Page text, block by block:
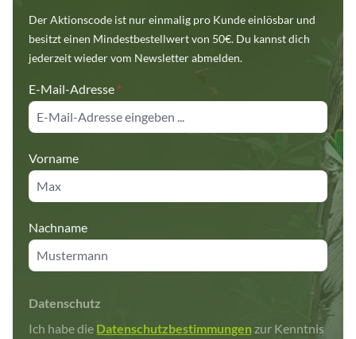
Der Aktionscode ist nur einmalig pro Kunde einlösbar und
besitzt einen Mindestbestellwert von 50€. Du kannst dich
jederzeit wieder vom Newsletter abmelden.
E-Mail-Adresse *
Vorname
Nachname
Datenschutz
Ich habe die Datenschutzbestimmungen zur Kenntnis